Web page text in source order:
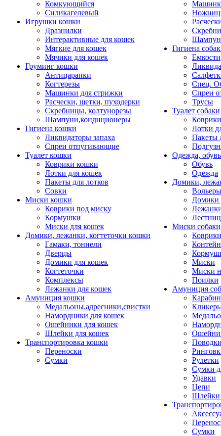
Комкующийся
Силикагелевый
Игрушки кошки
Дразнилки
Интерактивные для кошек
Мягкие для кошек
Мячики для кошек
Груминг кошки
Антицарапки
Когтерезы
Машинки для стрижки
Расчески, щетки, пуходерки
Скребницы, колтунорезы
Шампуни,кондиционеры
Гигиена кошки
Ликвидаторы запаха
Спреи отпугивающие
Туалет кошки
Коврики кошки
Лотки для кошек
Пакеты для лотков
Совки
Миски кошки
Коврики под миску
Кормушки
Миски для кошек
Домики, лежанки, когтеточки кошки
Гамаки, тоннели
Дверцы
Домики для кошек
Когтеточки
Комплексы
Лежанки для кошек
Амуниция кошки
Медальоны,адресники,свистки
Намордники для кошек
Ошейники для кошек
Шлейки для кошек
Транспортировка кошки
Переноски
Сумки
Гигиена
Емкости
Спец.
Спреи
Трусы
Туалет собаки
Коврики
Лотки
Пакеты
Одежда, обувь
Обувь
Одежда
Домики,
Домики
Миски собаки
Миски
Миски
Поилки
Амуниция
Рулетки
Сумки
Удавки
Цепи
Шлейки
Сумки